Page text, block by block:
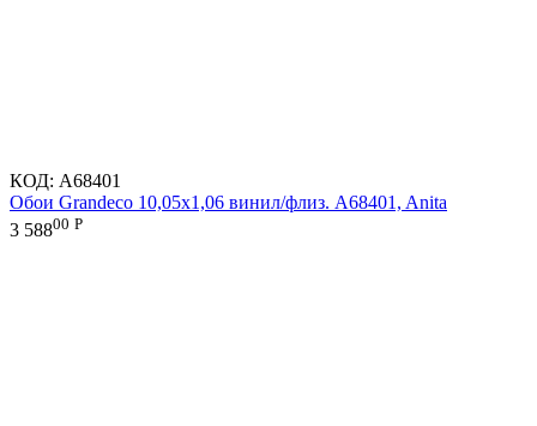
КОД: A68401
Обои Grandeco 10,05х1,06 винил/флиз. A68401, Anita
3 58800 Р